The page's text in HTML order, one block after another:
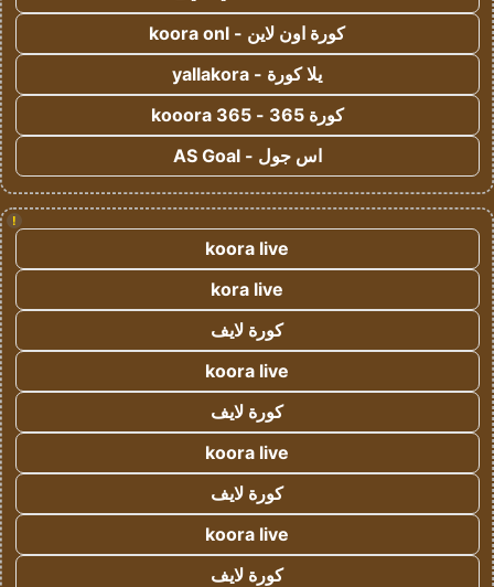
كورة اون لاين - koora onl
يلا كورة - yallakora
كورة 365 - kooora 365
اس جول - AS Goal
!
koora live
kora live
كورة لايف
koora live
كورة لايف
koora live
كورة لايف
koora live
كورة لايف